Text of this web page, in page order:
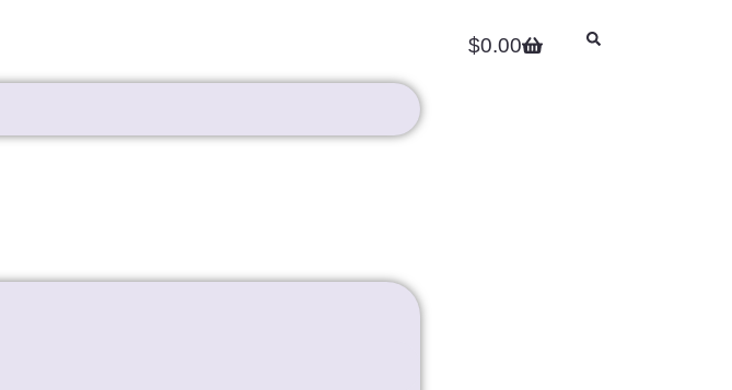
$0.00